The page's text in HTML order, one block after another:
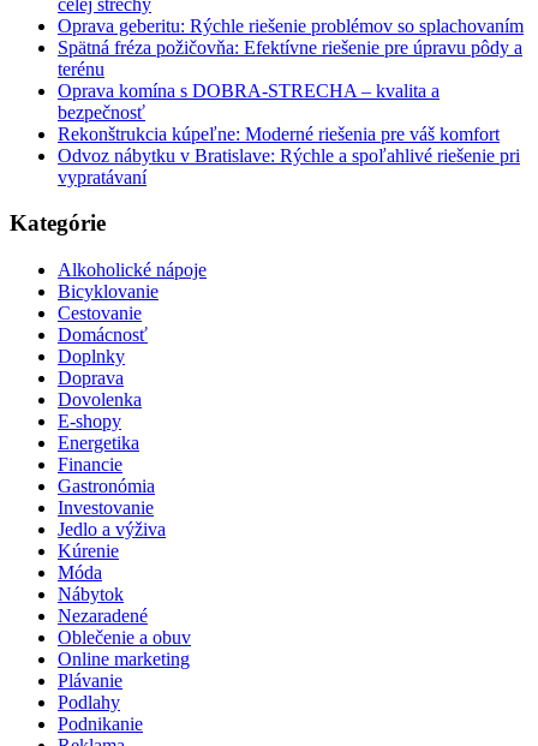
Oprava geberitu: Rýchle riešenie problémov so splachovaním
Spätná fréza požičovňa: Efektívne riešenie pre úpravu pôdy a
terénu
Oprava komína s DOBRA-STRECHA – kvalita a
bezpečnosť
Rekonštrukcia kúpeľne: Moderné riešenia pre váš komfort
Odvoz nábytku v Bratislave: Rýchle a spoľahlivé riešenie pri
vypratávaní
Kategórie
Alkoholické nápoje
Bicyklovanie
Cestovanie
Domácnosť
Doplnky
Doprava
Dovolenka
E-shopy
Energetika
Financie
Gastronómia
Investovanie
Jedlo a výživa
Kúrenie
Móda
Nábytok
Nezaradené
Oblečenie a obuv
Online marketing
Plávanie
Podlahy
Podnikanie